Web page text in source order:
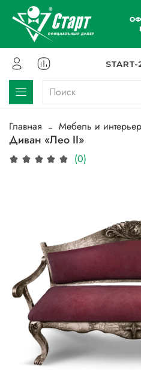
START-
Главная Мебель и интерьер
Диван «Лео II»
(0)